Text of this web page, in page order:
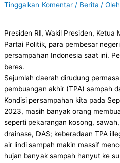
Tinggalkan Komentar / Berita / Oleh
Presiden RI, Wakil Presiden, Ketua
Partai Politik, para pembesar
persampahan Indonesia saat ini.
beres.
Sejumlah daerah dirudung
pembuangan akhir (TPA) sampah
Kondisi persampahan kita pada
2023, masih banyak orang
seperti pekarangan kosong,
drainase, DAS; keberadaan TPA
air lindi sampah makin massif
hujan banyak sampah hanyut ke